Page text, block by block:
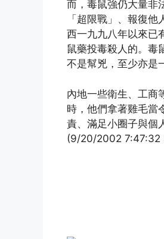
而，毒鼠強仍大量非
「超限戰」、報復
西一九九八年以來已
鼠藥投毒殺人的。毒
不是幫兇，至少亦是
內地一些衛生、工商
時，他們拿著雞毛當
責、滿足小圈子與個
(9/20/2002 7:47:32